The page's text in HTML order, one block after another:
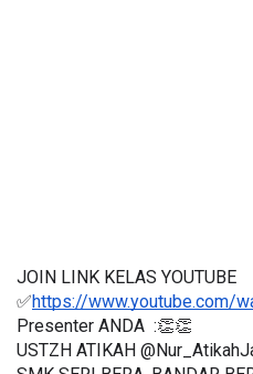
JOIN LINK KELAS YOUTUBE
✅https://www.youtube.com/
Presenter ANDA  :👏👏
USTZH ATIKAH